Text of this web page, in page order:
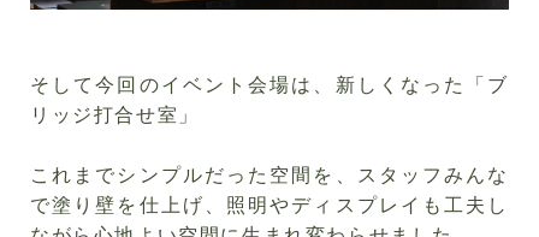
そして今回のイベント会場は、新しくなった「ブ
リッジ打合せ室」
これまでシンプルだった空間を、スタッフみんな
で塗り壁を仕上げ、照明やディスプレイも工夫し